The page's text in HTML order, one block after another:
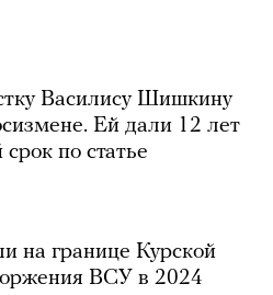
Василису Шишкину
Ей дали 12 лет
по статье
на границе Курской
ВСУ в 2024